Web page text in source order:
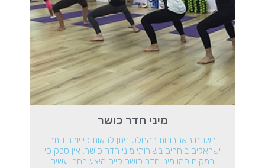
מיני חדר כושר
בשנים האחרונות בהחלט ניתן לראות כי יותר ויותר
ישראלים בוחרים בשירותי מיני חדר כושר. אין ספק כי
במקום כמו מיני חדר כושר קיים היצע רחב ועשיר